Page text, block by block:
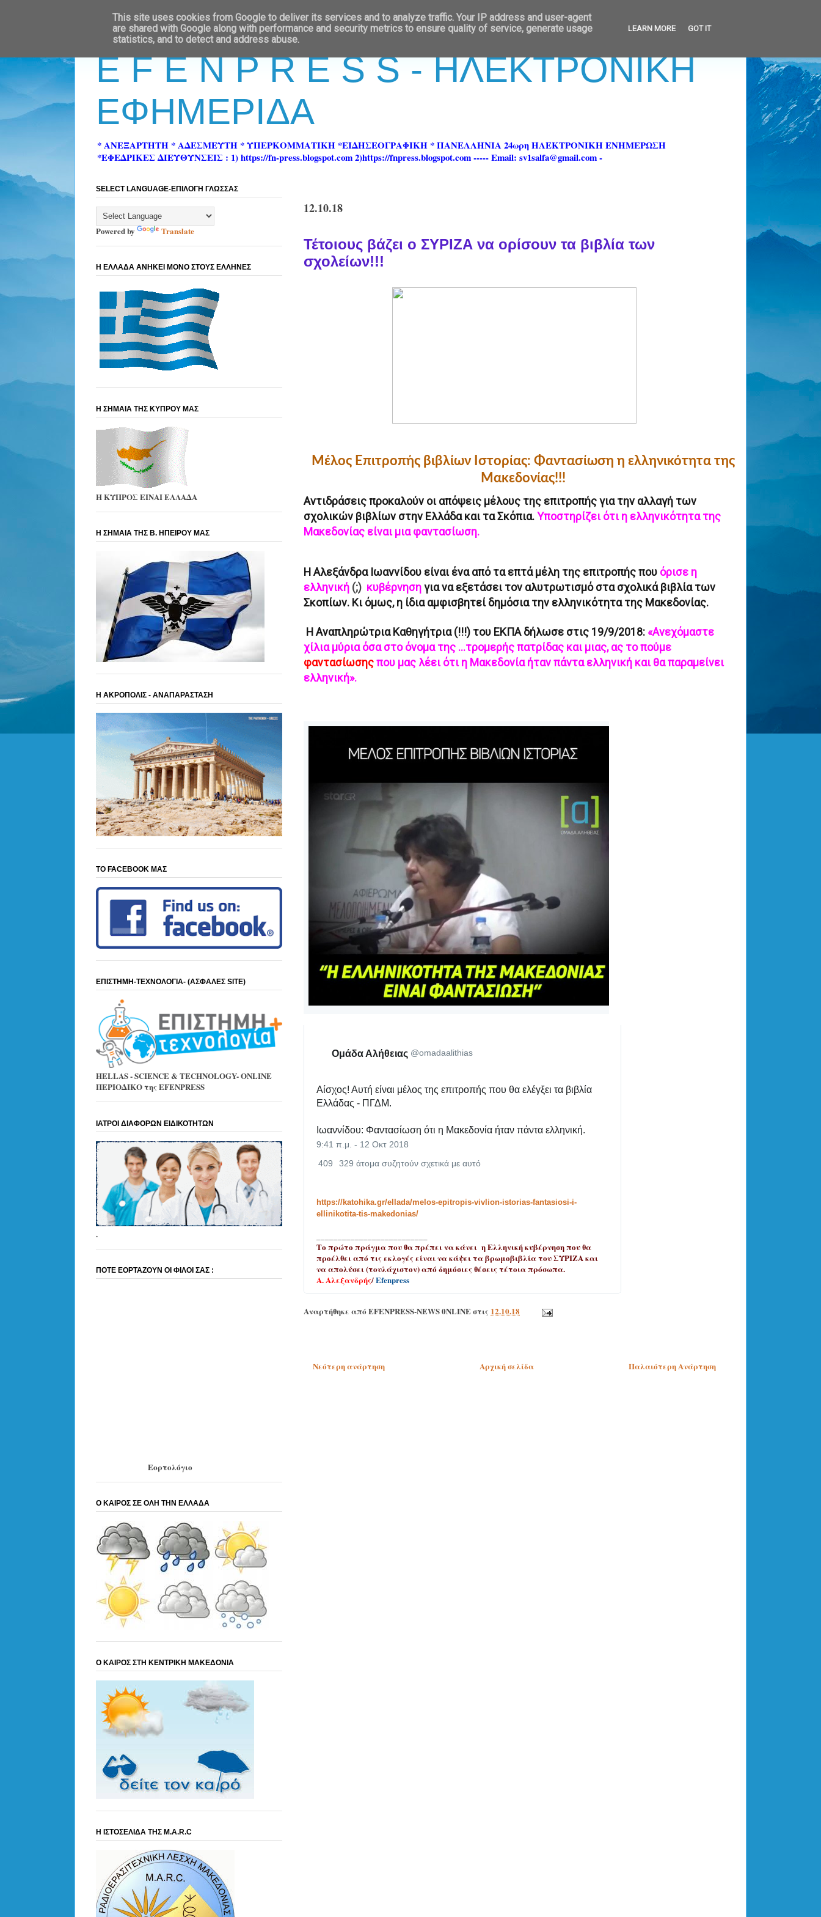
E F E N P R E S S - ΗΛΕΚΤΡΟΝΙΚΗ
ΕΦΗΜΕΡΙΔΑ
* ΑΝΕΞΑΡΤΗΤΗ * ΑΔΕΣΜΕΥΤΗ * ΥΠΕΡΚΟΜΜΑΤΙΚΗ *ΕΙΔΗΣΕΟΓΡΑΦΙΚΗ * ΠΑΝΕΛΛΗΝΙΑ 24ωρη ΗΛΕΚΤΡΟΝΙΚΗ ΕΝΗΜΕΡΩΣΗ
*ΕΦΕΔΡΙΚΕΣ ΔΙΕΥΘΥΝΣΕΙΣ : 1) https://fn-press.blogspot.com 2)https://fnpress.blogspot.com ----- Email: sv1salfa@gmail.com -
12.10.18
Τέτοιους βάζει ο ΣΥΡΙΖΑ να ορίσουν τα βιβλία των
σχολείων!!!
Μέλος Επιτροπής βιβλίων Ιστορίας: Φαντασίωση η ελληνικότητα της
Μακεδονίας!!!
Αντιδράσεις προκαλούν οι απόψεις μέλους της επιτροπής για την αλλαγή των
σχολικών βιβλίων στην Ελλάδα και τα Σκόπια.Υποστηρίζει ότι η ελληνικότητα της
Μακεδονίας είναι μια φαντασίωση.
Η Αλεξάνδρα Ιωαννίδου είναι ένα από τα επτά μέλη της επιτροπής που όρισε η
ελληνική (;) κυβέρνησηγια να εξετάσει τον αλυτρωτισμό στα σχολικά βιβλία των
Σκοπίων. Κι όμως,η ίδια αμφισβητεί δημόσια την ελληνικότητα της Μακεδονίας.
Η Αναπληρώτρια Καθηγήτρια (!!!) του ΕΚΠΑ δήλωσε στις 19/9/2018:«Ανεχόμαστε
χίλια μύρια όσα στο όνομα της ...τρομερής πατρίδας και μιας, ας το πούμε
φαντασίωσηςπου μας λέει ότι η Μακεδονία ήταν πάντα ελληνική και θα παραμείνει
ελληνική».
Ομάδα Αλήθειας @omadaalithias
Αίσχος! Αυτή είναι μέλος της επιτροπής που θα ελέγξει τα βιβλία
Ελλάδας - ΠΓΔΜ.
Ιωαννίδου: Φαντασίωση ότι η Μακεδονία ήταν πάντα ελληνική.
9:41 π.μ. - 12 Οκτ 2018
409
329 άτομα συζητούν σχετικά με αυτό
https://katohika.gr/ellada/melos-epitropis-vivlion-istorias-fantasiosi-i-
ellinikotita-tis-makedonias/
Το πρώτο πράγμα που θα πρέπει να κάνει η Ελληνική κυβέρνηση που θα
προέλθει από τις εκλογές είναι να κάψει τα βρωμοβιβλία του ΣΥΡΙΖΑ και
να απολύσει (τουλάχιστον) από δημόσιες θέσεις τέτοια πρόσωπα.
Α. Αλεξανδρής/Efenpress
Αναρτήθηκε από EFENPRESS-NEWS 0NLINEστις 12.10.18
Νεότερη ανάρτηση Παλαιότερη Ανάρτηση
Αρχική σελίδα
SELECT LANGUAGE-ΕΠΙΛΟΓΗ ΓΛΩΣΣΑΣ
Powered by Translate
Η ΕΛΛΑΔΑ ΑΝΗΚΕΙ ΜΟΝΟ ΣΤΟΥΣ ΕΛΛΗΝΕΣ
Η ΣΗΜΑΙΑ ΤΗΣ ΚΥΠΡΟΥ ΜΑΣ
Η ΚΥΠΡΟΣ ΕΙΝΑΙ ΕΛΛΑΔΑ
Η ΣΗΜΑΙΑ ΤΗΣ Β. ΗΠΕΙΡΟΥ ΜΑΣ
Η ΑΚΡΟΠΟΛΙΣ - ΑΝΑΠΑΡΑΣΤΑΣΗ
ΤΟ FACEBOOK ΜΑΣ
ΕΠΙΣΤΗΜΗ-ΤΕΧΝΟΛΟΓΙΑ- (ΑΣΦΑΛΕΣ SITE)
HELLAS - SCIENCE & TECHNOLOGY- ONLINE
ΠΕΡΙΟΔΙΚΟ της EFENPRESS
ΙΑΤΡΟΙ ΔΙΑΦΟΡΩΝ ΕΙΔΙΚΟΤΗΤΩΝ
.
ΠΟΤΕ ΕΟΡΤΑΖΟΥΝ ΟΙ ΦΙΛΟΙ ΣΑΣ :
Εορτολόγιο
Ο ΚΑΙΡΟΣ ΣΕ ΟΛΗ ΤΗΝ ΕΛΛΑΔΑ
Ο ΚΑΙΡΟΣ ΣΤΗ ΚΕΝΤΡΙΚΗ ΜΑΚΕΔΟΝΙΑ
Η ΙΣΤΟΣΕΛΙΔΑ ΤΗΣ M.A.R.C
This site uses cookies from Google to deliver its services and to analyze traffic. Your IP address and user-agent
are shared with Google along with performance and security metrics to ensure quality of service, generate usage
statistics, and to detect and address abuse.
LEARN MORE GOT IT